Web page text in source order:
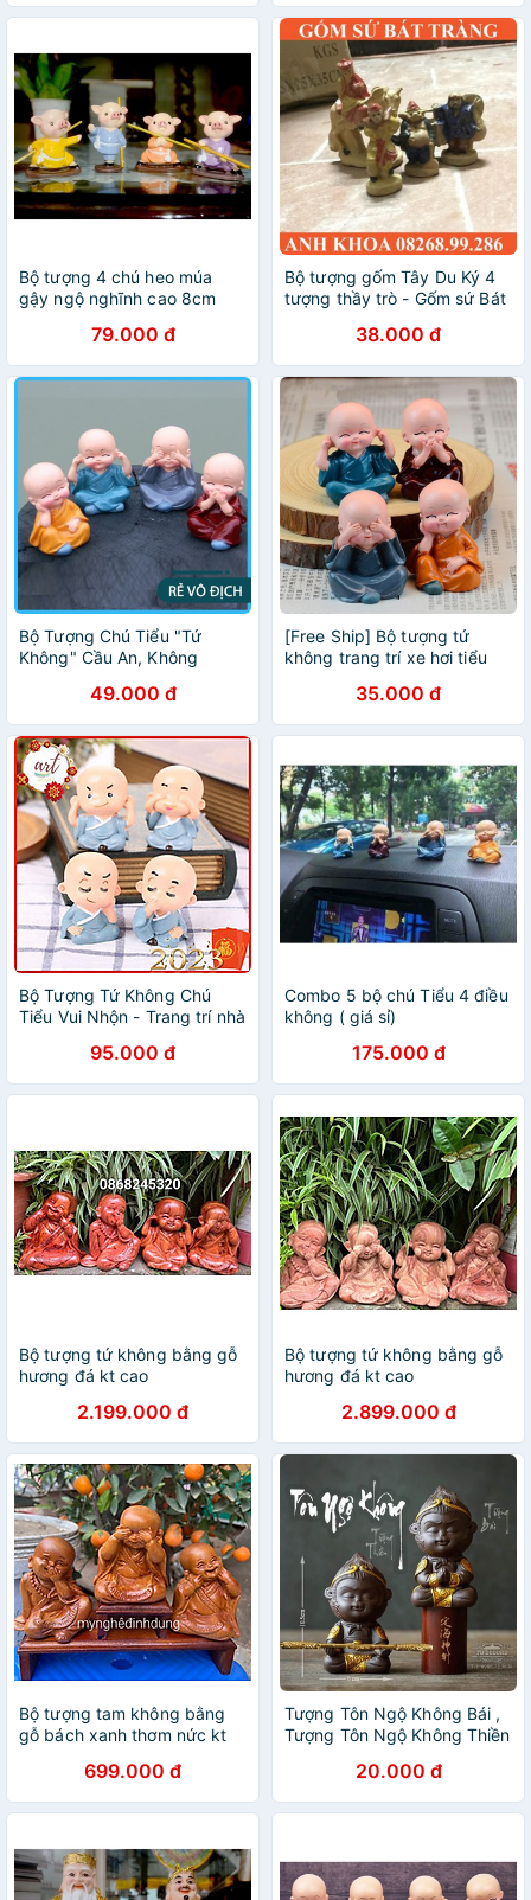
Bộ tượng 4 chú heo múa
gậy ngộ nghĩnh cao 8cm
79.000 đ
Bộ tượng gốm Tây Du Ký 4
tượng thầy trò - Gốm sứ Bát
38.000 đ
Bộ Tượng Chú Tiểu "Tứ
Không" Cầu An, Không
Nói, Không Làm Điều Xấu -
Đồ Trang Trí Phong Thủy
49.000 đ
[Free Ship] Bộ tượng tứ
không trang trí xe hơi tiểu
35.000 đ
Bộ Tượng Tứ Không Chú
Tiểu Vui Nhộn - Trang trí nhà
95.000 đ
Combo 5 bộ chú Tiểu 4 điều
không ( giá sỉ)
175.000 đ
Bộ tượng tứ không bằng gỗ
hương đá kt cao
2.199.000 đ
Bộ tượng tứ không bằng gỗ
hương đá kt cao
2.899.000 đ
Bộ tượng tam không bằng
gỗ bách xanh thơm nức kt
699.000 đ
Tượng Tôn Ngộ Không Bái ,
Tượng Tôn Ngộ Không Thiền
20.000 đ